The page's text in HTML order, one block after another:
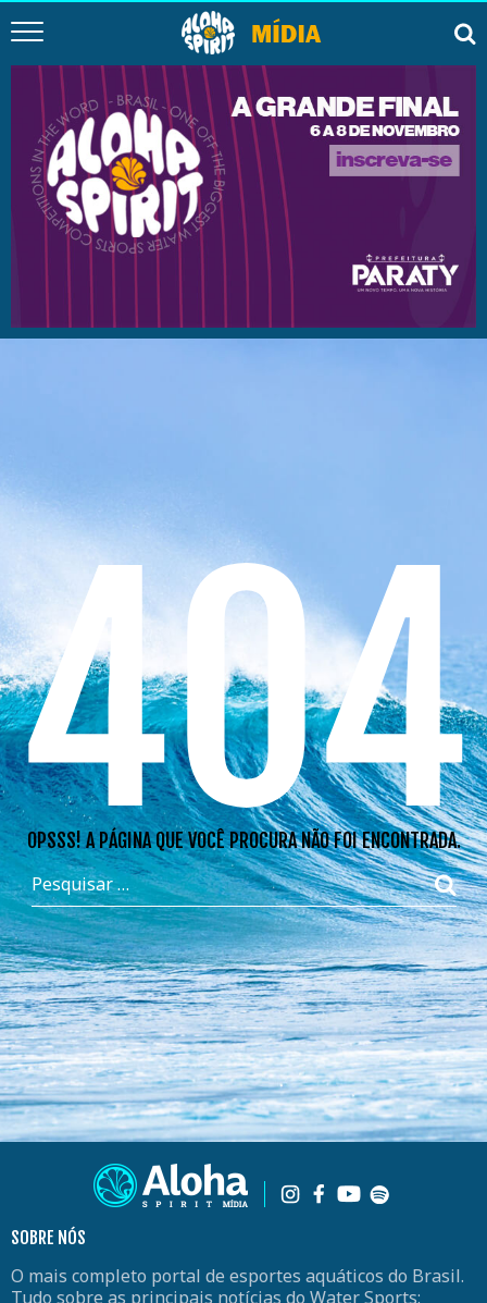
404
OPSSS! A PÁGINA QUE VOCÊ PROCURA NÃO FOI ENCONTRADA.
SOBRE NÓS
O mais completo portal de esportes aquáticos do Brasil.
Tudo sobre as principais notícias do Water Sports: